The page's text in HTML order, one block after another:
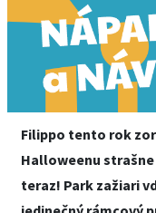
Filippo tento rok
Halloweenu
teraz! Park zažiari